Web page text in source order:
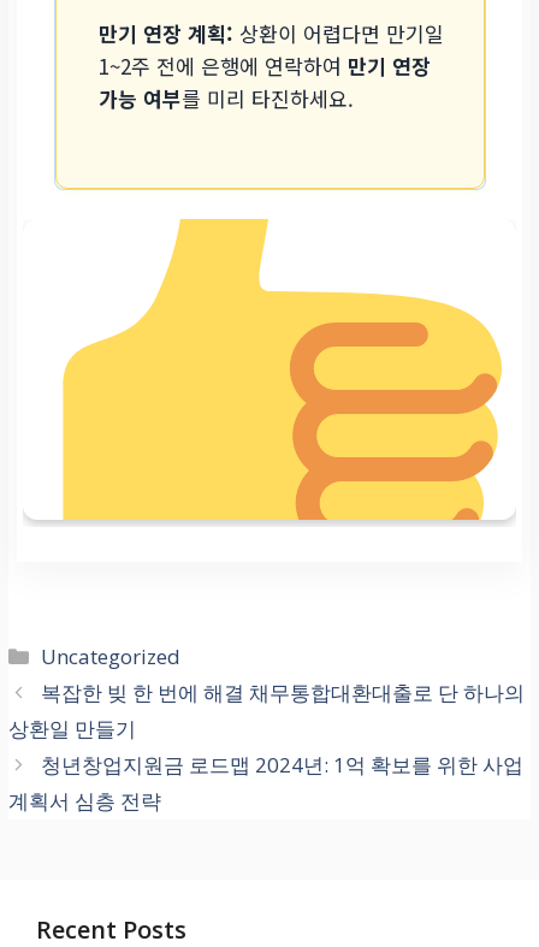
만기 연장 계획: 상환이 어렵다면 만기일
1~2주 전에 은행에 연락하여 만기 연장
가능 여부를 미리 타진하세요.
카
테
고
리
Uncategorized
복잡한 빚 한 번에 해결 채무통합대환대출로 단 하나의
상환일 만들기
청년창업지원금 로드맵 2024년: 1억 확보를 위한 사업
계획서 심층 전략
Recent Posts